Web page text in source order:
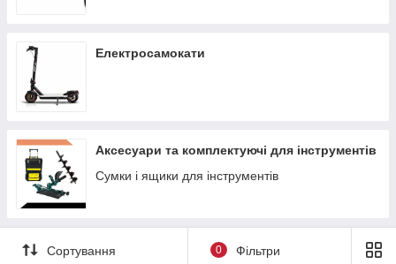
Електросамокати
Аксесуари та комплектуючі для інструментів
Сумки і ящики для інструментів
Сортування 0 Фільтри